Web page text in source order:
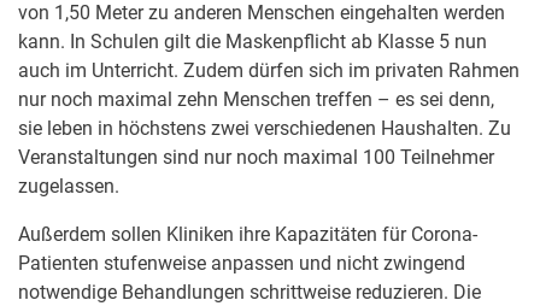
von 1,50 Meter zu anderen Menschen eingehalten werden
kann. In Schulen gilt die Maskenpflicht ab Klasse 5 nun
auch im Unterricht. Zudem dürfen sich im privaten Rahmen
nur noch maximal zehn Menschen treffen – es sei denn,
sie leben in höchstens zwei verschiedenen Haushalten. Zu
Veranstaltungen sind nur noch maximal 100 Teilnehmer
zugelassen.
Außerdem sollen Kliniken ihre Kapazitäten für Corona-
Patienten stufenweise anpassen und nicht zwingend
notwendige Behandlungen schrittweise reduzieren. Die